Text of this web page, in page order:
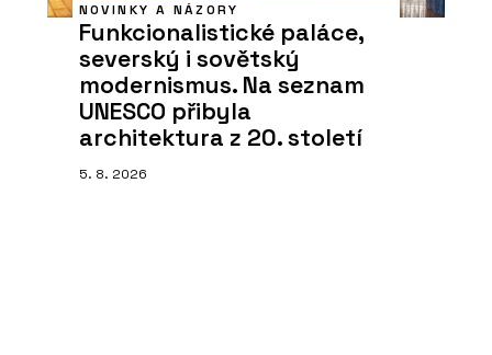
NOVINKY A NÁZORY
Funkcionalistické paláce,
severský i sovětský
modernismus. Na seznam
UNESCO přibyla
architektura z 20. století
5. 8. 2026